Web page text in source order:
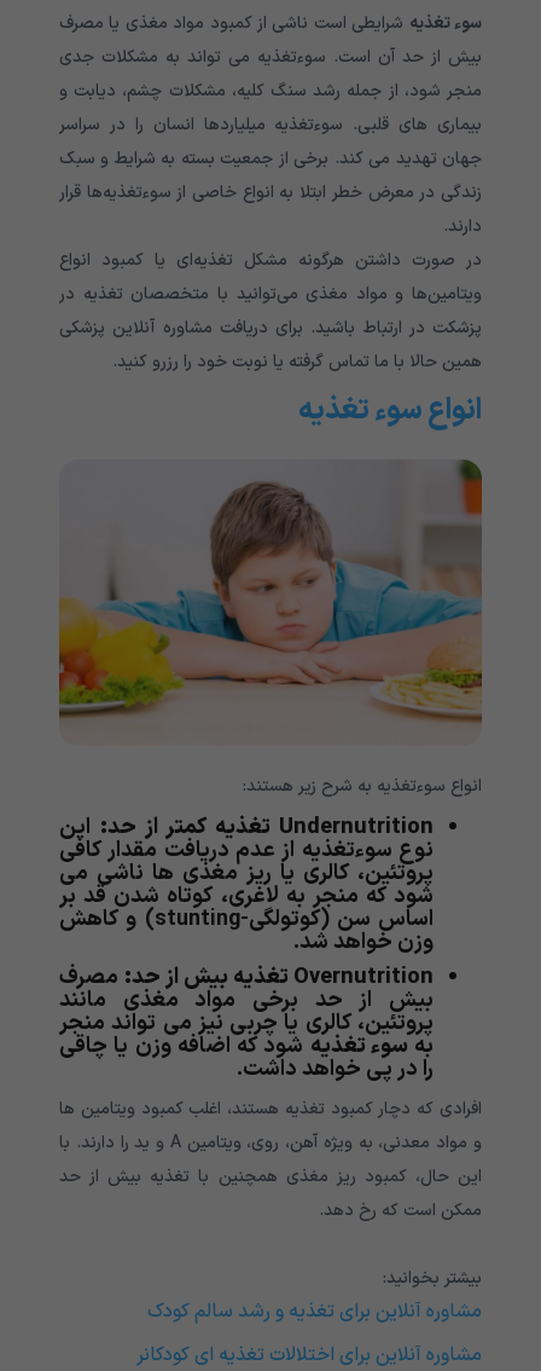
سوء تغذیه شرایطی است ناشی از کمبود مواد مغذی یا مصرف
بیش از حد آن است. سوءتغذیه می تواند به مشکلات جدی
منجر شود، از جمله رشد سنگ کلیه، مشکلات چشم، دیابت و
بیماری های قلبی. سوءتغذیه میلیاردها انسان را در سراسر
جهان تهدید می کند. برخی از جمعیت بسته به شرایط و سبک
زندگی در معرض خطر ابتلا به انواع خاصی از سوءتغذیه‌ها قرار
دارند.
در صورت داشتن هرگونه مشکل تغذیه‌ای یا کمبود انواع
ویتامین‌ها و مواد مغذی می‌توانید با متخصصان تغذیه در
پزشکت در ارتباط باشید. برای دریافت مشاوره آنلاین پزشکی
همین حالا با ما تماس گرفته یا نوبت خود را رزرو کنید.
انواع سوء تغذیه
انواع سوء‌تغذیه به شرح زیر هستند:
Undernutrition تغذیه کمتر از حد: این
نوع سوءتغذیه از عدم دریافت مقدار کافی
پروتئین، کالری یا ریز مغذی ها ناشی می
شود که منجر به لاغری، کوتاه شدن قد بر
اساس سن (کوتولگی-stunting) و کاهش
وزن خواهد شد.
Overnutrition تغذیه بیش از حد: مصرف
بیش از حد برخی مواد مغذی مانند
پروتئین، کالری یا چربی نیز می تواند منجر
به سوء تغذیه شود که اضافه وزن یا چاقی
را در پی خواهد داشت.
افرادی که دچار کمبود تغذیه هستند، اغلب کمبود ویتامین ها
و مواد معدنی، به ویژه آهن، روی، ویتامین A و ید را دارند. با
این حال، کمبود ریز مغذی همچنین با تغذیه بیش از حد
ممکن است که رخ دهد.
بیشتر بخوانید:
مشاوره آنلاین برای تغذیه و رشد سالم کودک
مشاوره آنلاین برای اختلالات تغذیه ای کودکانر